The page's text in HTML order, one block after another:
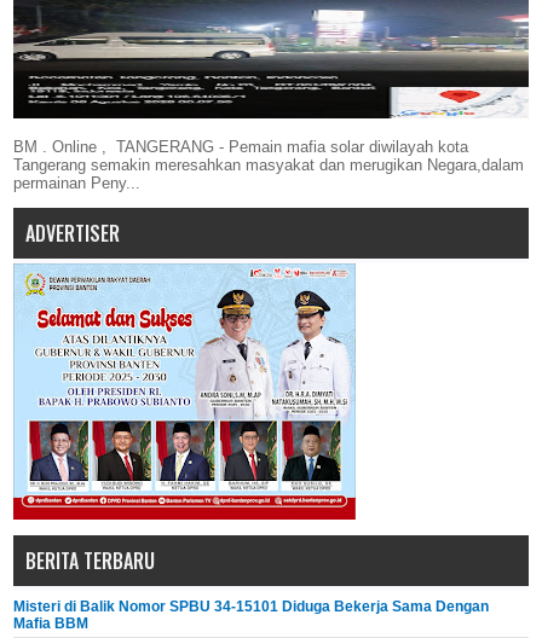
BM . Online , TANGERANG - Pemain mafia solar diwilayah kota
Tangerang semakin meresahkan masyakat dan merugikan Negara,dalam
permainan Peny...
ADVERTISER
BERITA TERBARU
Misteri di Balik Nomor SPBU 34-15101 Diduga Bekerja Sama Dengan
Mafia BBM